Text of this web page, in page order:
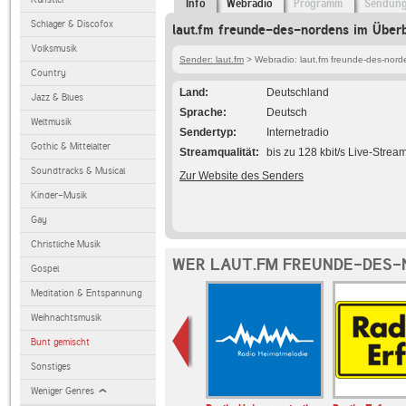
Schlager & Discofox
Volksmusik
Country
Jazz & Blues
Weltmusik
Gothic & Mittelalter
Soundtracks & Musical
Kinder-Musik
Gay
Christliche Musik
Gospel
Meditation & Entspannung
Weihnachtsmusik
Bunt gemischt
Sonstiges
Weniger Genres
Info Webradio Programm
laut.fm freunde-des-nordens im
Sender: laut.fm > Webradio: laut.fm freunde-des-
Land
Deutschland
Sprache
Deutsch
Sendertyp
Internetradio
Streamqualität
bis zu 128 kbit/s Live-
Zur Website des Senders
WER LAUT.FM FREUNDE-DES-